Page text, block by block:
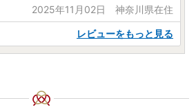
2025年11月02日 神奈川県在住
レビューをもっと見る